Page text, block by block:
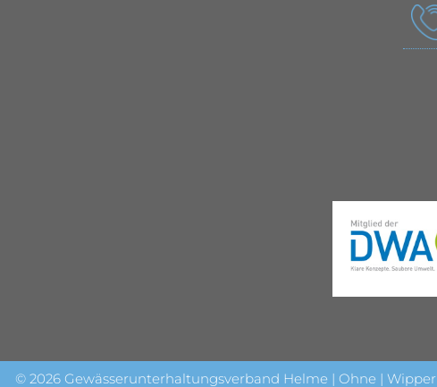
© 2026 Gewässerunterhaltungsverband Helme | Ohne | Wipper